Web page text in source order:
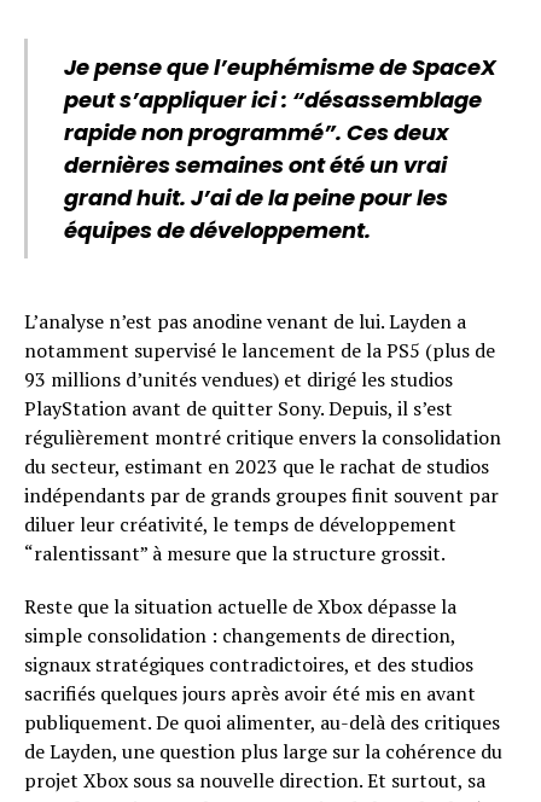
Je pense que l’euphémisme de SpaceX
peut s’appliquer ici : “désassemblage
rapide non programmé”. Ces deux
dernières semaines ont été un vrai
grand huit. J’ai de la peine pour les
équipes de développement.
L’analyse n’est pas anodine venant de lui. Layden a
notamment supervisé le lancement de la PS5 (plus de
93 millions d’unités vendues) et dirigé les studios
PlayStation avant de quitter Sony. Depuis, il s’est
régulièrement montré critique envers la consolidation
du secteur, estimant en 2023 que le rachat de studios
indépendants par de grands groupes finit souvent par
diluer leur créativité, le temps de développement
“ralentissant” à mesure que la structure grossit.
Reste que la situation actuelle de Xbox dépasse la
simple consolidation : changements de direction,
signaux stratégiques contradictoires, et des studios
sacrifiés quelques jours après avoir été mis en avant
publiquement. De quoi alimenter, au-delà des critiques
de Layden, une question plus large sur la cohérence du
projet Xbox sous sa nouvelle direction. Et surtout, sa